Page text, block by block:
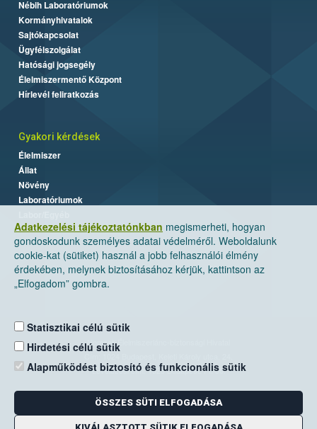
Adatkezelési tájékoztatónkban megismerheti, hogyan
gondoskodunk személyes adatai védelméről. Weboldalunk
cookie-kat (sütiket) használ a jobb felhasználói élmény
érdekében, melynek biztosításához kérjük, kattintson az
„Elfogadom” gombra.
Statisztikai célú sütik
Hirdetési célú sütik
Alapműködést biztosító és funkcionális sütik
ÖSSZES SÜTI ELFOGADÁSA
Nébih Laboratóriumok
Kormányhivatalok
Sajtókapcsolat
Ügyfélszolgálat
Hatósági jogsegély
Élelmiszermentő Központ
Hírlevél feliratkozás
Gyakori kérdések
Élelmiszer
Állat
Növény
Laboratóriumok
Nemzeti Élelmiszerlánc-biztonsági Hivatal
Levelezési cím: 1525 Budapest. Pf. 30.
E-mail:ugyfelszolgalat@nebih.gov.hu
Zöld szám: 06-80/263-244